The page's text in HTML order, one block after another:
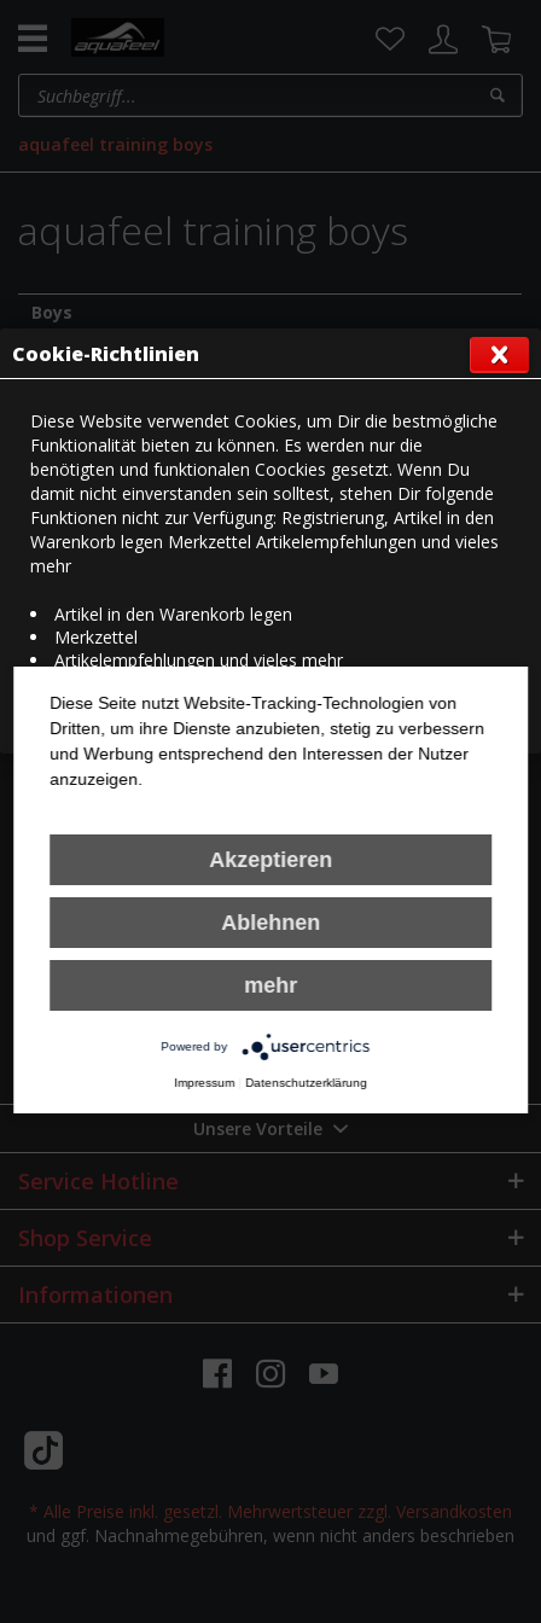
aquafeel training boys
aquafeel training boys
Boys
116 128 140 152 164 176
Waist
(cm)
55-
59
59-
63
63-
67
67-
71
71-
75
75-
79
Hip (cm)
61-
66
66-
71
71-
75
75-
80
80-
85
85-
90
F 6-7
10-
12-
14-
16-
USA/UK
22 24 26
I 6-7 8-9
11
13
15
17
AUS
6 8 10 12 14 16
Wir versenden versandkostenfrei mit:
Unsere Vorteile
Service Hotline
Shop Service
Informationen
* Alle Preise inkl. gesetzl. Mehrwertsteuer zzgl. Versandkosten
und ggf. Nachnahmegebühren, wenn nicht anders beschrieben
Cookie-Richtlinien
Diese Website verwendet Cookies, um Dir die bestmögliche
Funktionalität bieten zu können. Es werden nur die
benötigten und funktionalen Coockies gesetzt. Wenn Du
damit nicht einverstanden sein solltest, stehen Dir folgende
Funktionen nicht zur Verfügung: Registrierung, Artikel in den
Warenkorb legen Merkzettel Artikelempfehlungen und vieles
mehr
Artikel in den Warenkorb legen
Merkzettel
Artikelempfehlungen und vieles mehr
Einverstanden
Schließen
Diese Seite nutzt Website-Tracking-Technologien von
Dritten, um ihre Dienste anzubieten, stetig zu verbessern
und Werbung entsprechend den Interessen der Nutzer
anzuzeigen.
Akzeptieren
Ablehnen
mehr
Powered by
Impressum Datenschutzerklärung